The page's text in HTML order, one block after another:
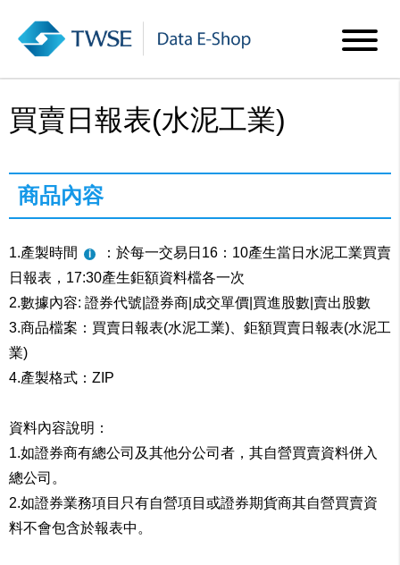
買賣日報表(水泥工業)
商品內容
1.產製時間
：於每一交易日16：10產生當日水泥工業買賣
日報表，17:30產生鉅額資料檔各一次
2.數據內容: 證券代號|證券商|成交單價|買進股數|賣出股數
3.商品檔案：買賣日報表(水泥工業)、鉅額買賣日報表(水泥工
業)
4.產製格式：ZIP
資料內容說明：
1.如證券商有總公司及其他分公司者，其自營買賣資料併入
總公司。
2.如證券業務項目只有自營項目或證券期貨商其自營買賣資
料不會包含於報表中。